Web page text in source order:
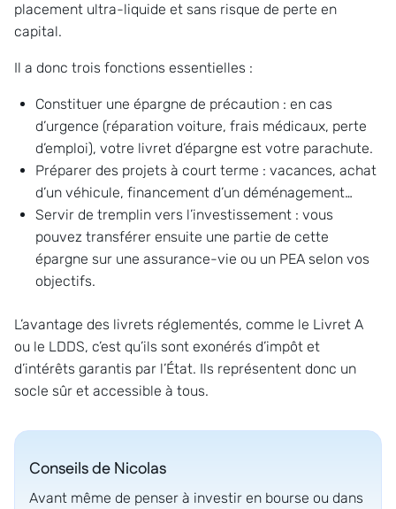
placement ultra-liquide et sans risque de perte en
capital.
Il a donc trois fonctions essentielles :
Constituer une épargne de précaution : en cas
d’urgence (réparation voiture, frais médicaux, perte
d’emploi), votre livret d’épargne est votre parachute.
Préparer des projets à court terme : vacances, achat
d’un véhicule, financement d’un déménagement…
Servir de tremplin vers l’investissement : vous
pouvez transférer ensuite une partie de cette
épargne sur une assurance-vie ou un PEA selon vos
objectifs.
L’avantage des livrets réglementés, comme le Livret A
ou le LDDS, c’est qu’ils sont exonérés d’impôt et
d’intérêts garantis par l’État. Ils représentent donc un
socle sûr et accessible à tous.
Conseils deNicolas
Avant même de penser à investir en bourse ou dans